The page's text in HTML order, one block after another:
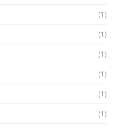
(1)
(1)
(1)
(1)
(1)
(1)